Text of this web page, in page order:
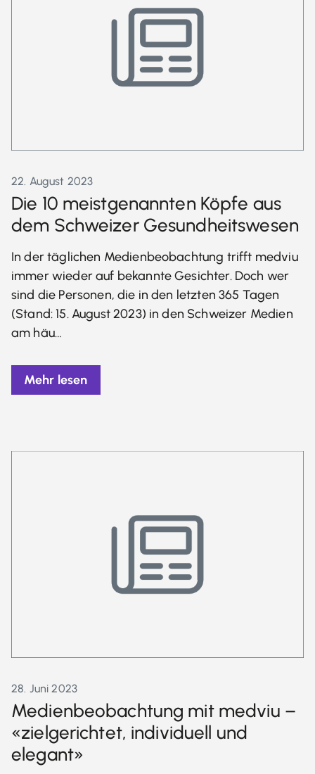
22. August 2023
Die 10 meistgenannten Köpfe aus
dem Schweizer Gesundheitswesen
In der täglichen Medienbeobachtung trifft medviu
immer wieder auf bekannte Gesichter. Doch wer
sind die Personen, die in den letzten 365 Tagen
(Stand: 15. August 2023) in den Schweizer Medien
am häu…
Mehr lesen
28. Juni 2023
Medienbeobachtung mit medviu –
«zielgerichtet, individuell und
elegant»